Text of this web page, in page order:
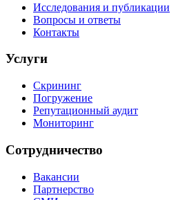
Исследования и публикации
Вопросы и ответы
Контакты
Услуги
Скрининг
Погружение
Репутационный аудит
Мониторинг
Сотрудничество
Вакансии
Партнерство